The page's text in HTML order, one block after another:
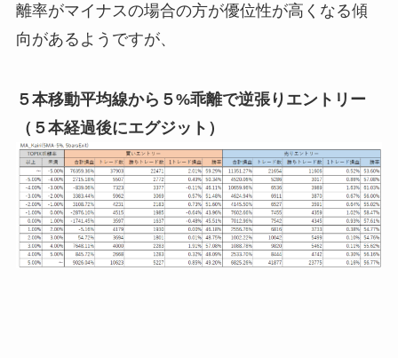
離率がマイナスの場合の方が優位性が高くなる傾
向があるようですが、
５本移動平均線から５%乖離で逆張りエントリー
（５本経過後にエグジット）